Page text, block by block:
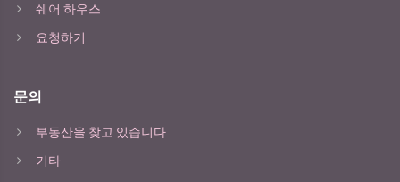
쉐어 하우스
요청하기
문의
부동산을 찾고 있습니다
기타